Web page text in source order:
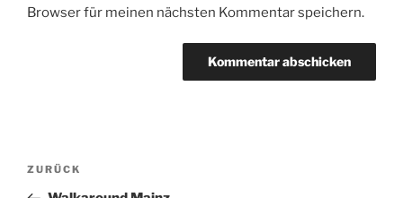
Browser für meinen nächsten Kommentar speichern.
Beitragsnavigation
Vorheriger
Beitrag
ZURÜCK